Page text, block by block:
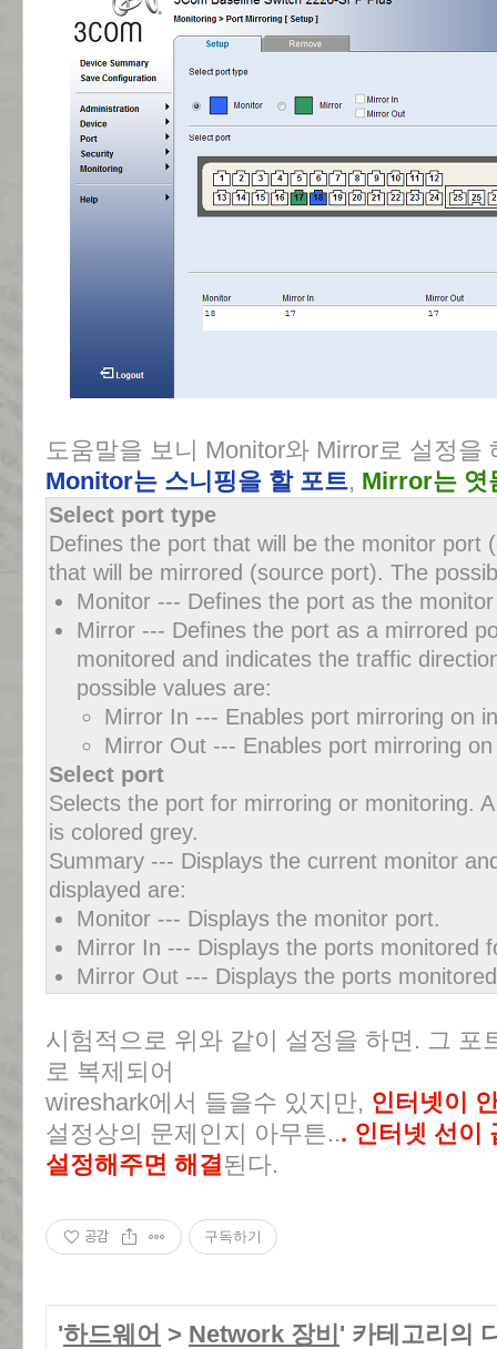
도움말을 보니 Monitor와 Mirror로 설정을
Monitor는 스니핑을 할 포트, Mirror는 엿
Select port type
Defines the port that will be the monitor port
that will be mirrored (source port). The
Monitor --- Defines the port as the
Mirror --- Defines the port as a mirrored
monitored and indicates the traffic
possible values are:
Mirror In --- Enables port mirroring on
Mirror Out --- Enables port mirroring
Select port
Selects the port for mirroring or monitoring.
is colored grey.
Summary --- Displays the current monitor
displayed are:
Monitor --- Displays the monitor port.
Mirror In --- Displays the ports monitored
Mirror Out --- Displays the ports
시험적으로 위와 같이 설정을 하면. 그 포
로 복제되어
wireshark에서 들을수 있지만, 인터넷이
설정상의 문제인지 아무튼... 인터넷 선이
설정해주면 해결된다.
공감 구독하기
'하드웨어 > Network 장비 ' 카테고리의